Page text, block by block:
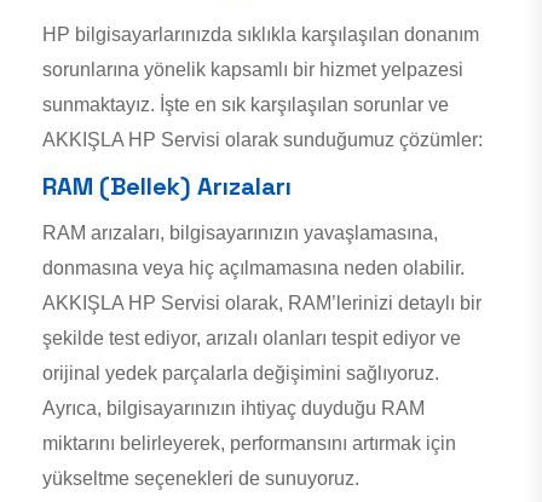
HP bilgisayarlarınızda sıklıkla karşılaşılan donanım
sorunlarına yönelik kapsamlı bir hizmet yelpazesi
sunmaktayız. İşte en sık karşılaşılan sorunlar ve
AKKIŞLA HP Servisi olarak sunduğumuz çözümler:
RAM (Bellek) Arızaları
RAM arızaları, bilgisayarınızın yavaşlamasına,
donmasına veya hiç açılmamasına neden olabilir.
AKKIŞLA HP Servisi olarak, RAM’lerinizi detaylı bir
şekilde test ediyor, arızalı olanları tespit ediyor ve
orijinal yedek parçalarla değişimini sağlıyoruz.
Ayrıca, bilgisayarınızın ihtiyaç duyduğu RAM
miktarını belirleyerek, performansını artırmak için
yükseltme seçenekleri de sunuyoruz.